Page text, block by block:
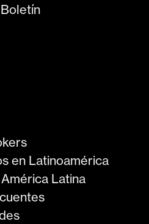
en Latinoamérica
Latina